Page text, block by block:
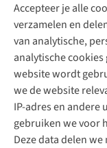
Accepteer je alle
verzamelen en
van analytische,
analytische
website wordt
we de website
IP-adres en andere
gebruiken we voor
Deze data delen
+31 (0)85 888
+31 6 12 28 49